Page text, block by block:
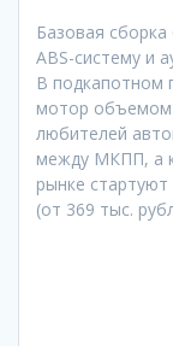
Базовая
ABS-систему и
В подкапотном
мотор объемом
любителей
между МКПП, а
рынке
(от 369 тыс.